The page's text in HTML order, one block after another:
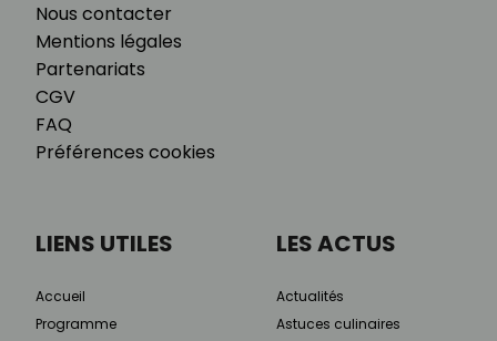
Nous contacter
Mentions légales
Partenariats
CGV
FAQ
Préférences cookies
LIENS UTILES
Accueil
Programme
LES ACTUS
Actualités
Astuces culinaires